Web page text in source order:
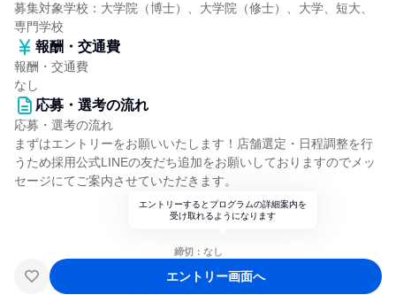
募集対象学校：大学院（博士）、大学院（修士）、大学、短大、
専門学校
報酬・交通費
報酬・交通費
なし
応募・選考の流れ
応募・選考の流れ
まずはエントリーをお願いいたします！店舗選定・日程調整を行
うため採用公式LINEの友だち追加をお願いしておりますのでメッ
セージにてご案内させていただきます。
エントリーするとプログラムの詳細案内を
受け取れるようになります
締切：なし
エントリー画面へ